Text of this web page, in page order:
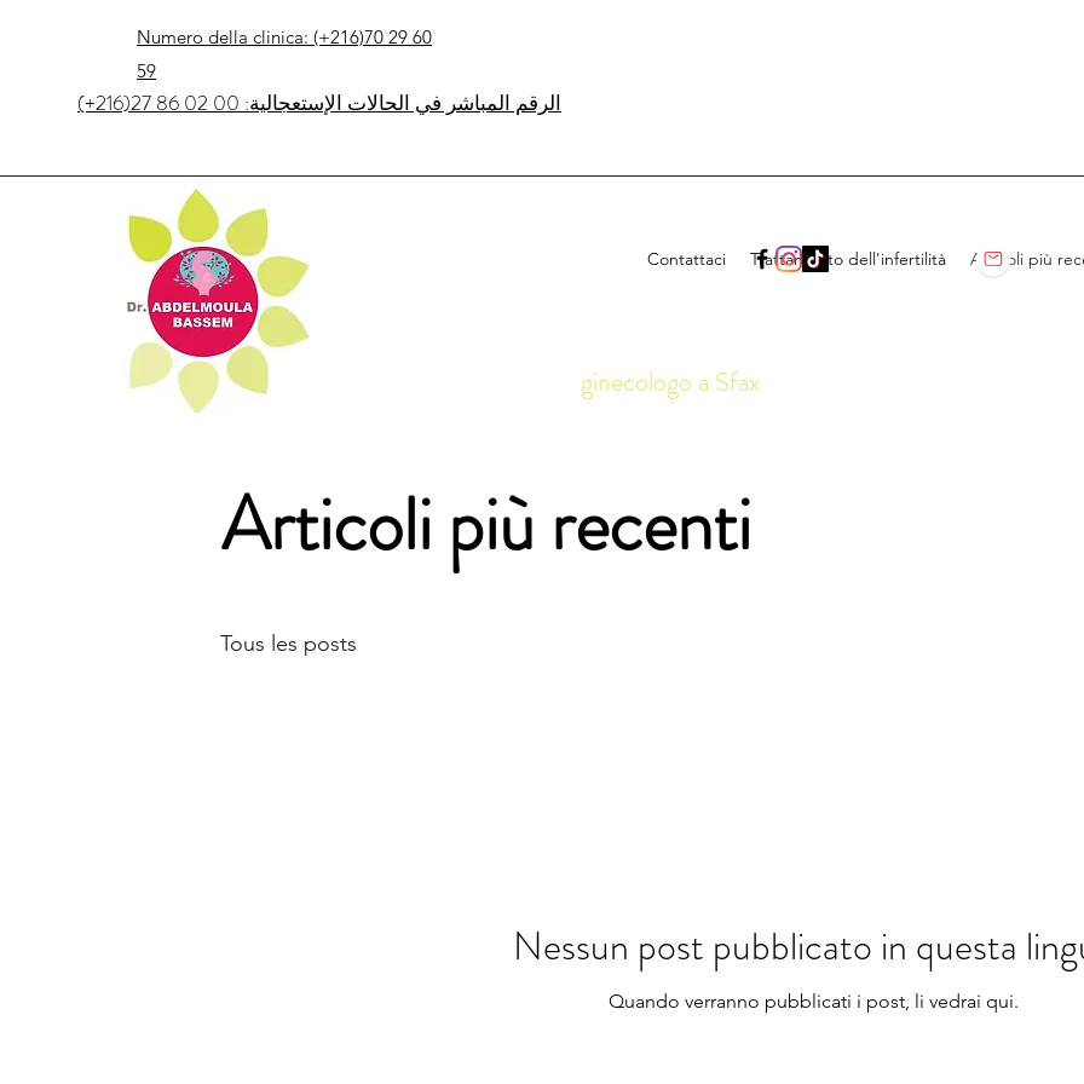
Numero della clinica: (+216)70 29 60
59
(+216)27 86 02 00 :الرقم المباشر في الحالات الإستعجالية
Articoli più
Trattamento dell'infertilità
Contattaci
ginecologo a Sfax
Articoli più recenti
Tous les posts
Nessun post pubblicato in questa
Quando verranno pubblicati i post, li vedrai qui.